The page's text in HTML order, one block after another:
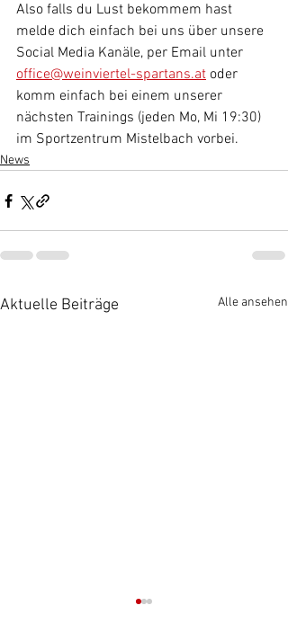
Also falls du Lust bekommem hast
melde dich einfach bei uns über unsere
Social Media Kanäle, per Email unter
office@weinviertel-spartans.at oder
komm einfach bei einem unserer
nächsten Trainings (jeden Mo, Mi 19:30)
im Sportzentrum Mistelbach vorbei.
News
Aktuelle Beiträge Alle ansehen